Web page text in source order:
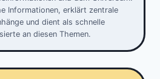
Informationen, erklärt zentrale
und dient als schnelle
an diesen Themen.